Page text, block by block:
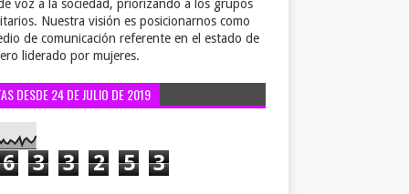
voz a la sociedad, priorizando a los grupos
Nuestra visión es posicionarnos como
de comunicación referente en el estado de
liderado por mujeres.
DESDE 24 DE JULIO DE 2019
6 3 3 2 5 3